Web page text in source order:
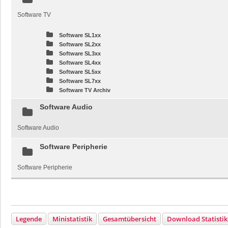
Software TV
Software SL1xx
Software SL2xx
Software SL3xx
Software SL4xx
Software SL5xx
Software SL7xx
Software TV Archiv
Software Audio
Software Audio
Software Peripherie
Software Peripherie
Legende Ministatistik Gesamtübersicht Download